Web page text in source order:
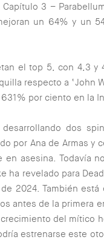
3 –
un 64% y un
el top 5, con 4,3 y
respecto a ‘John
por ciento en la
dos
por Ana de Armas y
en asesina. Todavía
ha revelado para
2024. También está
antes de la primera
del mítico
estrenarse este